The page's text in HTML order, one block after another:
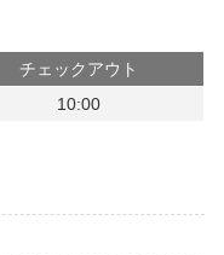
チェックアウト
10:00